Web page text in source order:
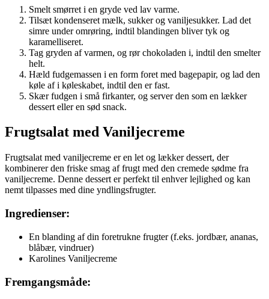
Smelt smørret i en gryde ved lav varme.
Tilsæt kondenseret mælk, sukker og vaniljesukker. Lad det
simre under omrøring, indtil blandingen bliver tyk og
karamelliseret.
Tag gryden af varmen, og rør chokoladen i, indtil den smelter
helt.
Hæld fudgemassen i en form foret med bagepapir, og lad den
køle af i køleskabet, indtil den er fast.
Skær fudgen i små firkanter, og server den som en lækker
dessert eller en sød snack.
Frugtsalat med Vaniljecreme
Frugtsalat med vaniljecreme er en let og lækker dessert, der
kombinerer den friske smag af frugt med den cremede sødme fra
vaniljecreme. Denne dessert er perfekt til enhver lejlighed og kan
nemt tilpasses med dine yndlingsfrugter.
Ingredienser:
En blanding af din foretrukne frugter (f.eks. jordbær, ananas,
blåbær, vindruer)
Karolines Vaniljecreme
Fremgangsmåde: